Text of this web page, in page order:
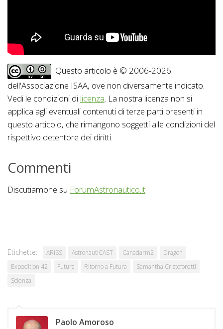
Questo articolo è © 2006-2026
dell'Associazione ISAA, ove non diversamente indicato.
Vedi le condizioni di licenza. La nostra licenza non si
applica agli eventuali contenuti di terze parti presenti in
questo articolo, che rimangono soggetti alle condizioni del
rispettivo detentore dei diritti.
Commenti
Discutiamone su ForumAstronautico.it
Etichette: ARISS AstronautiCAST Canadarm2
Dragon
Expedition 42
Futura Ritorno a Futura
Samantha Cristoforetti
Scienza
Paolo Amoroso